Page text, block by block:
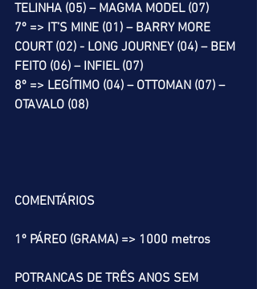
TELINHA (05) – MAGMA MODEL (07)
7º => IT’S MINE (01) – BARRY MORE
COURT (02) - LONG JOURNEY (04) – BEM
FEITO (06) – INFIEL (07)
8º => LEGÍTIMO (04) – OTTOMAN (07) –
OTAVALO (08)
COMENTÁRIOS
1º PÁREO (GRAMA) => 1000 metros
POTRANCAS DE TRÊS ANOS SEM